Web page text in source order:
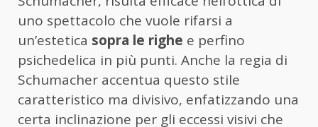
uno spettacolo che vuole rifarsi a
un’estetica sopra le righe e perfino
psichedelica in più punti. Anche la regia di
Schumacher accentua questo stile
caratteristico ma divisivo, enfatizzando una
certa inclinazione per gli eccessi visivi che